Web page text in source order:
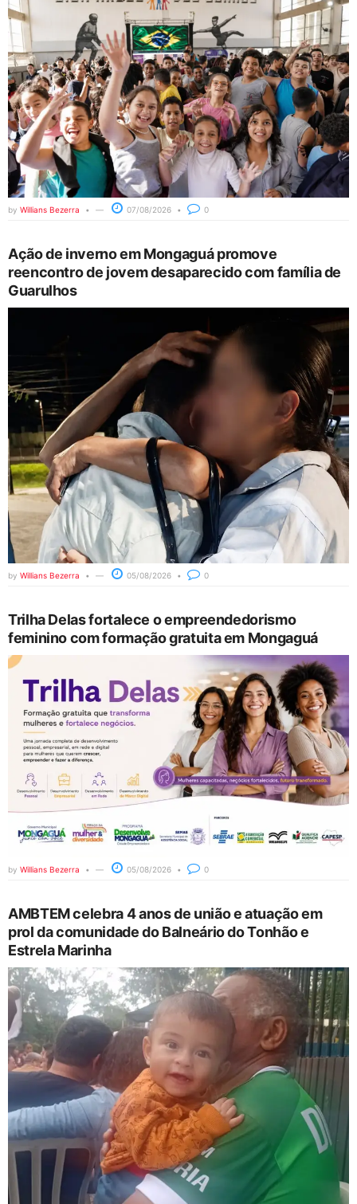
by Willians Bezerra 07/08/2026 0
Ação de inverno em Mongaguá promove
reencontro de jovem desaparecido com família de
Guarulhos
by Willians Bezerra 05/08/2026 0
Trilha Delas fortalece o empreendedorismo
feminino com formação gratuita em Mongaguá
by Willians Bezerra 05/08/2026 0
AMBTEM celebra 4 anos de união e atuação em
prol da comunidade do Balneário do Tonhão e
Estrela Marinha